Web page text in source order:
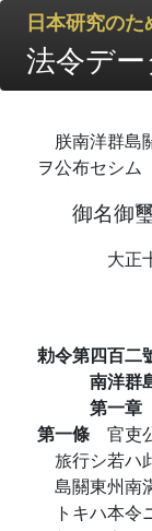
日本研究の
法令デ
朕南洋群島
ヲ公布セシム
御名御
大正
勅令第四百二
南洋群
第一
第一條 官吏
旅行シ若ハ
島關東州南
トキハ本令